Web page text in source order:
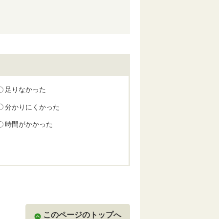
足りなかった
分かりにくかった
時間がかかった
このページのトップへ